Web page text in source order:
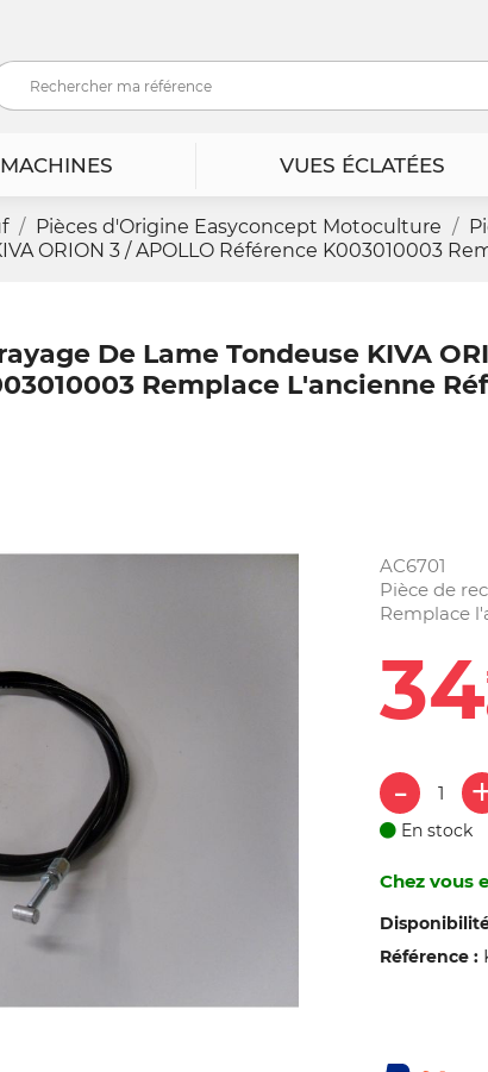
MACHINES VUES ÉCLATÉES
Pièces d'Origine Easyconcept Motoculture
ORION 3 / APOLLO Référence K003010003
De Lame Tondeuse KIVA
Remplace L'ancienne
AC6701
Pièce de
Remplace
34
En stock
Chez vous
Référence :